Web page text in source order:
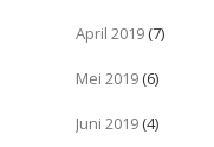
April 2019 (7)
Mei 2019 (6)
Juni 2019 (4)